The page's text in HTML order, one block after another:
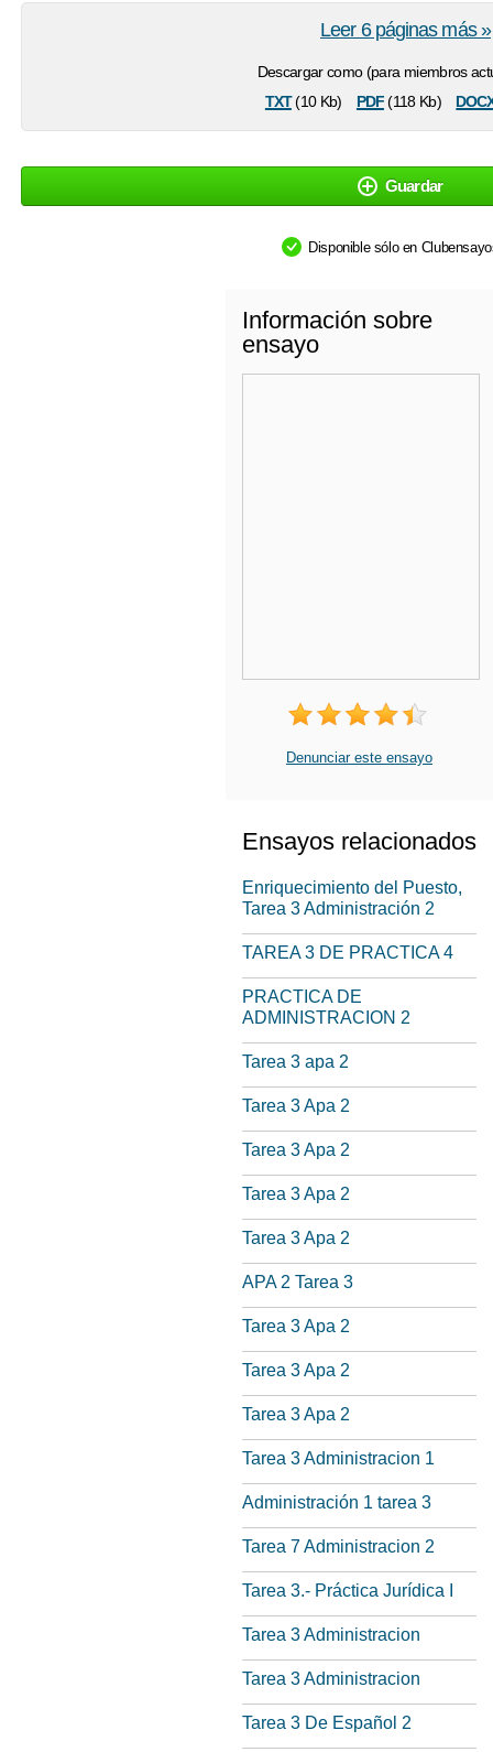
Descargar como (para miembros
txt(10 Kb) pdf(118 Kb)
Leer 6 páginas más »
Guardar
Disponible sólo en
Información sobre
ensayo
Denunciar este ensayo
Ensayos relacionados
Enriquecimiento del Puesto,
Tarea 3 Administración 2
TAREA 3 DE PRACTICA 4
PRACTICA DE
ADMINISTRACION 2
Tarea 3 apa 2
Tarea 3 Apa 2
Tarea 3 Apa 2
Tarea 3 Apa 2
Tarea 3 Apa 2
APA 2 Tarea 3
Tarea 3 Apa 2
Tarea 3 Apa 2
Tarea 3 Apa 2
Tarea 3 Administracion 1
Administración 1 tarea 3
Tarea 7 Administracion 2
Tarea 3.- Práctica Jurídica I
Tarea 3 Administracion
Tarea 3 Administracion
Tarea 3 De Español 2